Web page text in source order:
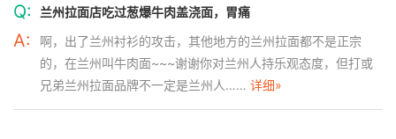
Q: 兰州拉面店吃过葱爆牛肉盖浇面，胃痛
A:
啊，出了兰州衬衫的攻击，其他地方的兰州拉面都不是正宗
的，在兰州叫牛肉面~~~谢谢你对兰州人持乐观态度，但打或
兄弟兰州拉面品牌不一定是兰州人…… 详细»